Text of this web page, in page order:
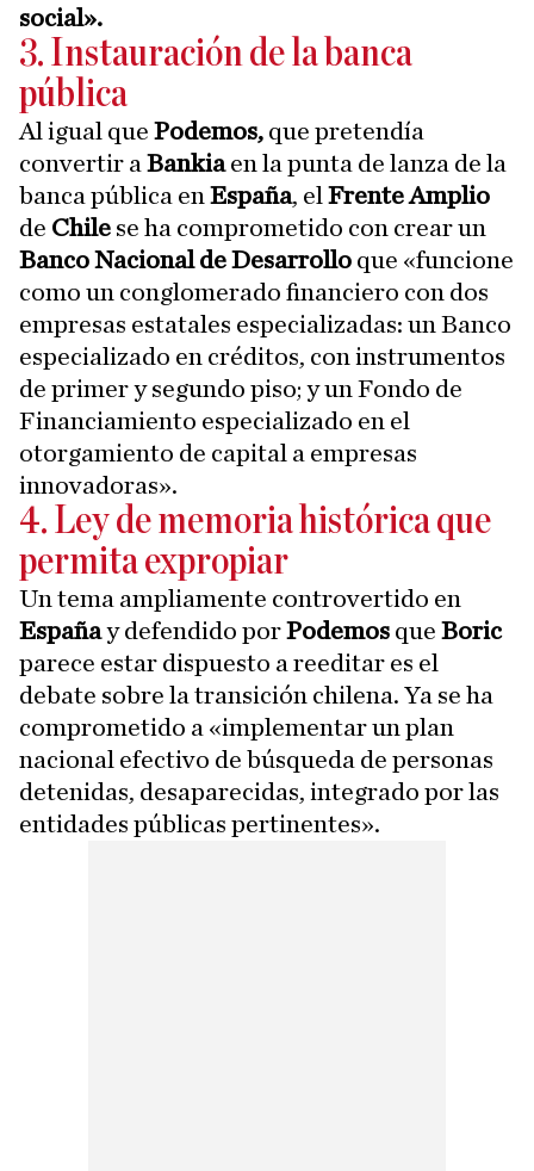
social».
3. Instauración de la banca
pública
Al igual que Podemos, que pretendía
convertir a Bankiaen la punta de lanza de la
banca pública en España, el Frente Amplio
de Chile se ha comprometido con crear un
Banco Nacional de Desarrollo que «funcione
como un conglomerado financiero con dos
empresas estatales especializadas: un Banco
especializado en créditos, con instrumentos
de primer y segundo piso; y un Fondo de
Financiamiento especializado en el
otorgamiento de capital a empresas
innovadoras».
4. Ley de memoria histórica que
permita expropiar
Un tema ampliamente controvertido en
Españay defendido porPodemos que Boric
parece estar dispuesto a reeditar es el
debate sobre la transición chilena. Ya se ha
comprometido a «implementar un plan
nacional efectivo de búsqueda de personas
detenidas, desaparecidas, integrado por las
entidades públicas pertinentes».